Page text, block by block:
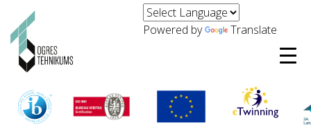
Powered by Translate